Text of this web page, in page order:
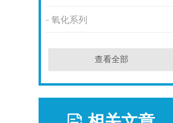
氧化系列
查看全部